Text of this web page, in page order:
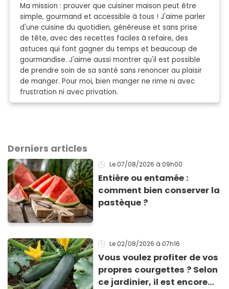
Ma mission : prouver que cuisiner maison peut être
simple, gourmand et accessible à tous ! J'aime parler
d'une cuisine du quotidien, généreuse et sans prise
de tête, avec des recettes faciles à refaire, des
astuces qui font gagner du temps et beaucoup de
gourmandise. J'aime aussi montrer qu'il est possible
de prendre soin de sa santé sans renoncer au plaisir
de manger. Pour moi, bien manger ne rime ni avec
frustration ni avec privation.
Derniers articles
Le 07/08/2026 à 09h00
Entière ou entamée :
comment bien conserver la
pastèque ?
Le 02/08/2026 à 07h16
Vous voulez profiter de vos
propres courgettes ? Selon
ce jardinier, il est encore